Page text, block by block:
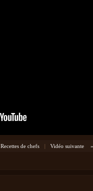
Recettes de chefs | Vidéo suivante »